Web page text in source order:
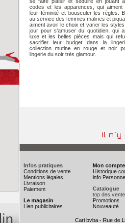
codes et les apparences, qui aiment
leur féminité et bousculer les règles.
au service des femmes malines et
aiment avoir le choix et varier les
jour pour s'amuser du quotidien, qui
luxe et les belles pièces mais qui
sacrifier leur budget dans la
collection mutine en rouge et noir
lingerie du soir très glamour.
Il n`y
Infos pratiques
Conditions de vente
Mentions légales
Livraison
Paiement
Le magasin
Lien publicitaires
Mon compte
Historique
info
Catalogue
top des
Promotions
Nouveauté
Cari bvba - Rue de